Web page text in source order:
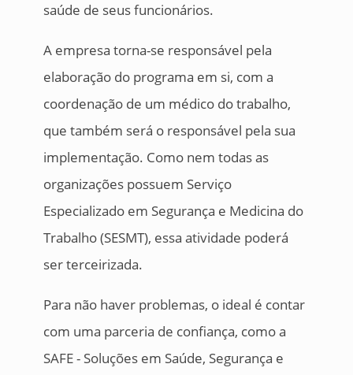
saúde de seus funcionários.
A empresa torna-se responsável pela
elaboração do programa em si, com a
coordenação de um médico do trabalho,
que também será o responsável pela sua
implementação. Como nem todas as
organizações possuem Serviço
Especializado em Segurança e Medicina do
Trabalho (SESMT), essa atividade poderá
ser terceirizada.
Para não haver problemas, o ideal é contar
com uma parceria de confiança, como a
SAFE - Soluções em Saúde, Segurança e